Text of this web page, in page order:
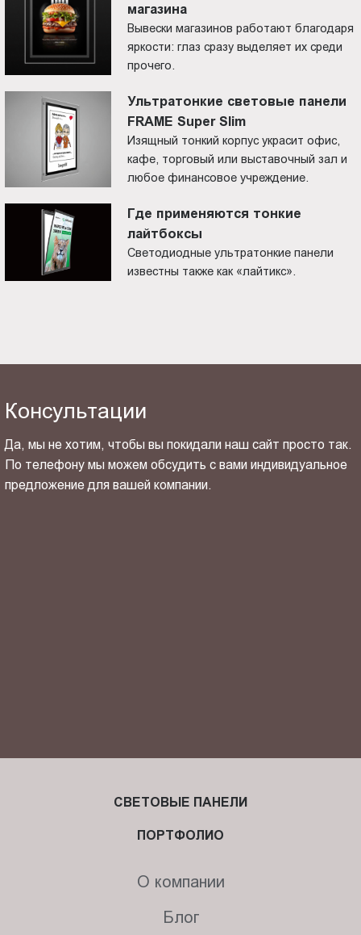
магазина
Вывески магазинов работают благодаря
яркости: глаз сразу выделяет их среди
прочего.
Ультратонкие световые панели
FRAME Super Slim
Изящный тонкий корпус украсит офис,
кафе, торговый или выставочный зал и
любое финансовое учреждение.
Где применяются тонкие
лайтбоксы
Светодиодные ультратонкие панели
известны также как «лайтикс».
Консультации
Да, мы не хотим, чтобы вы покидали наш сайт просто так.
По телефону мы можем обсудить с вами индивидуальное
предложение для вашей компании.
ОТПРАВИТЬ СВОЙ КОНТАКТ
СВЕТОВЫЕ ПАНЕЛИ
ПОРТФОЛИО
О компании
Блог